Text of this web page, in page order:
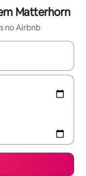
Matterhorn
no Airbnb
explore-os